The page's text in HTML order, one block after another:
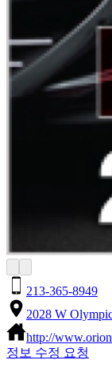
213-365-8949
2028 W
http://
정보 수정 요청